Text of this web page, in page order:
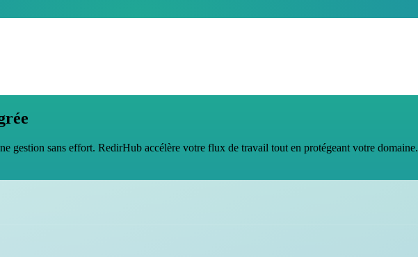
gestion sans effort. RedirHub accélère votre flux de travail tout en protégeant votre domaine.